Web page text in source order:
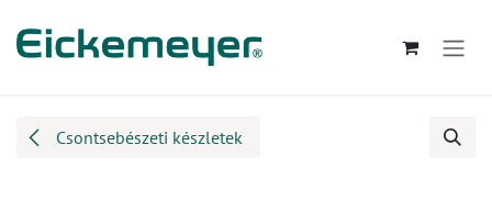
Csontsebészeti készletek